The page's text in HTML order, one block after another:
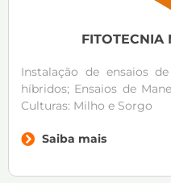
FITOTECNIA
Instalação de ensaios
híbridos; Ensaios de
Culturas: Milho e Sorgo
Saiba mais